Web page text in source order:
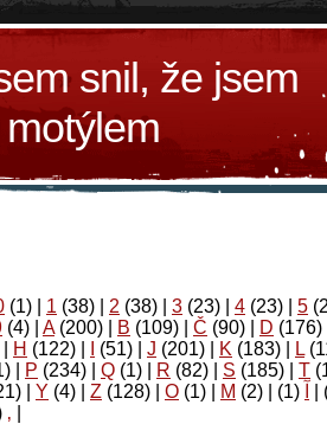
snil, že jsem
motýlem
(1) 1 (38) 2 (38) 3 (23) 4 (23) 5
(4) A(200) B (109) Č (90) D (176)
H (122) (51) J (201) K (183) L
P (234) Q (1) R (82) S (185) T
Y (4) Z (128) Ο (1) М (2)
(1)
‚